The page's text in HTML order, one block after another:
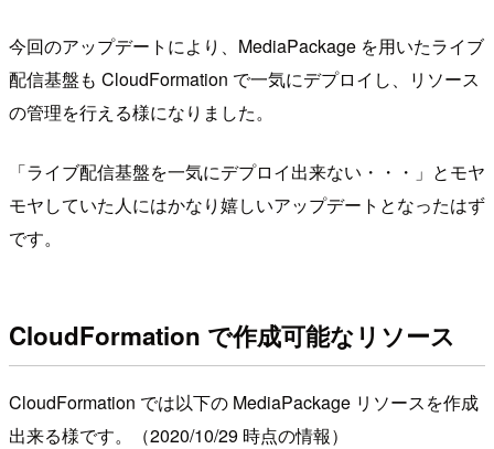
今回のアップデートにより、MediaPackage を用いたライブ
配信基盤も CloudFormation で一気にデプロイし、リソース
の管理を行える様になりました。
「ライブ配信基盤を一気にデプロイ出来ない・・・」とモヤ
モヤしていた人にはかなり嬉しいアップデートとなったはず
です。
CloudFormation で作成可能なリソース
CloudFormation では以下の MediaPackage リソースを作成
出来る様です。（2020/10/29 時点の情報）